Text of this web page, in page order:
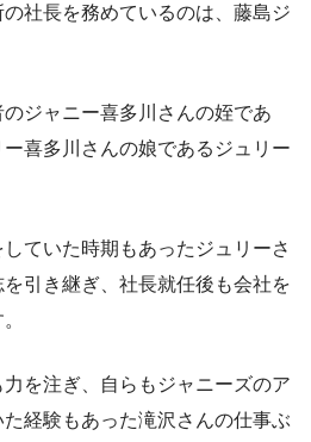
社長を務めているのは、藤島ジ
ジャニー喜多川さんの姪であ
喜多川さんの娘であるジュリー
ていた時期もあったジュリーさ
引き継ぎ、社長就任後も会社を
を注ぎ、自らもジャニーズのア
経験もあった滝沢さんの仕事ぶ